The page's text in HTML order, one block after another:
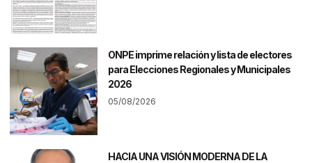
ONPE imprime relación y lista de electores
para Elecciones Regionales y Municipales
2026
05/08/2026
HACIA UNA VISIÓN MODERNA DE LA